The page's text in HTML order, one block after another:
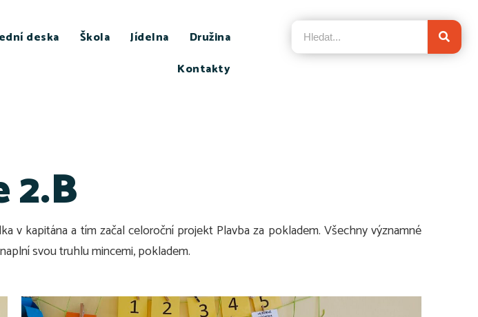
deska Škola Jídelna
Družina
Kontakty
2.B
v kapitána a tím začal celoroční projekt Plavba za pokladem. Všechny významné
svou truhlu mincemi, pokladem.